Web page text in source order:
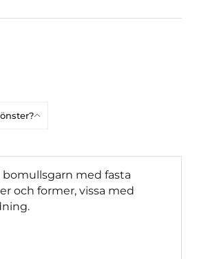
med fasta
och former, vissa med